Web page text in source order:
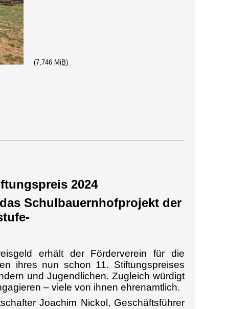
(7,746 MiB)
2024
Schulbauernhofprojekt der
erhält der Förderverein für die
ihres nun schon 11. Stiftungspreises
und Jugendlichen. Zugleich würdigt
– viele von ihnen ehrenamtlich.
Joachim Nickol, Geschäftsführer